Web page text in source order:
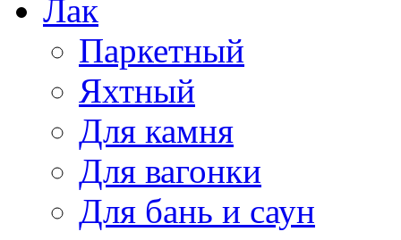
Лак
Паркетный
Яхтный
Для камня
Для вагонки
Для бань и саун